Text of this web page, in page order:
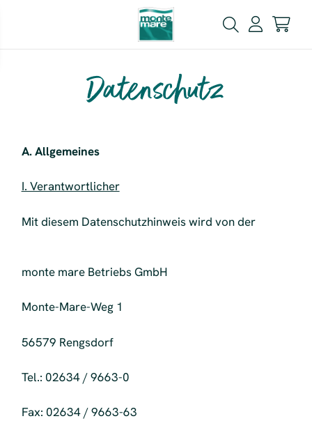
Datenschutz
A. Allgemeines
I. Verantwortlicher
Mit diesem Datenschutzhinweis wird von der
monte mare Betriebs GmbH
Monte-Mare-Weg 1
56579 Rengsdorf
Tel.: 02634 / 9663-0
Fax: 02634 / 9663-63